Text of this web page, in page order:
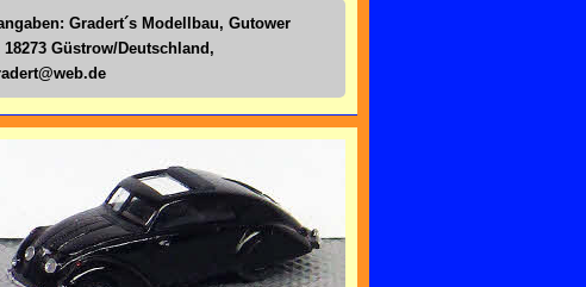
Gradert´s Modellbau, Gutower
18273 Güstrow/Deutschland,